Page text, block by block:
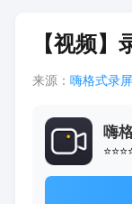
【视频
来源： 嗨格式录
嗨